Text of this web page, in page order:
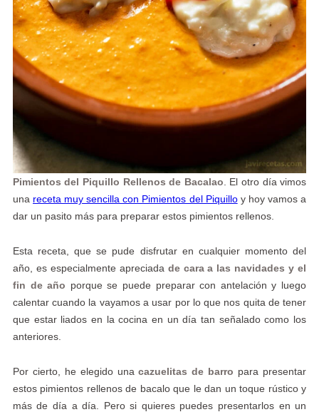
Pimientos del Piquillo Rellenos de Bacalao . El otro día vimos
una receta muy sencilla con Pimientos del Piquilloy hoy vamos a
dar un pasito más para preparar estos pimientos rellenos.
Esta receta, que se pude disfrutar en cualquier momento del
año, es especialmente apreciada de cara a las navidades y el
fin de año porque se puede preparar con antelación y luego
calentar cuando la vayamos a usar por lo que nos quita de tener
que estar liados en la cocina en un día tan señalado como los
anteriores.
Por cierto, he elegido unacazuelitas de barro para presentar
estos pimientos rellenos de bacalo que le dan un toque rústico y
más de día a día. Pero si quieres puedes presentarlos en un